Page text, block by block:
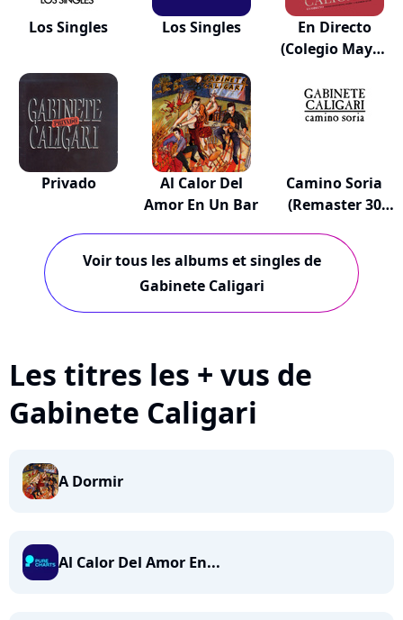
Los Singles Los Singles
En Directo
(Colegio Mayor
Privado
Al Calor Del
Amor En Un Bar
Camino Soria
(Remaster 30
Voir tous les albums et singles de
Gabinete Caligari
Les titres les + vus de
Gabinete Caligari
A Dormir
Al Calor Del Amor En...